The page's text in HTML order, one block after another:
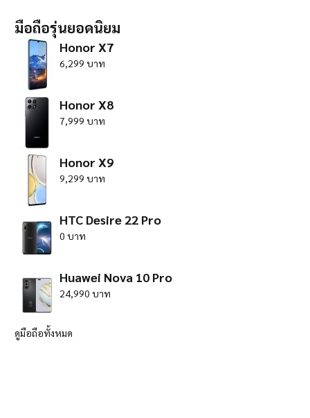
มือถือรุ่นยอดนิยม
Honor X7
6,299 บาท
Honor X8
7,999 บาท
Honor X9
9,299 บาท
HTC Desire 22 Pro
0 บาท
Huawei Nova 10 Pro
24,990 บาท
ดูมือถือทั้งหมด